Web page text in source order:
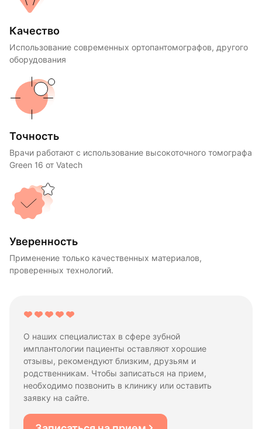
Качество
Использование современных ортопантомографов, другого
оборудования
Точность
Врачи работают с использование высокоточного томографа
Green 16 от Vatech
Уверенность
Применение только качественных материалов,
проверенных технологий.
О наших специалистах в сфере зубной
имплантологии пациенты оставляют хорошие
отзывы, рекомендуют близким, друзьям и
родственникам. Чтобы записаться на прием,
необходимо позвонить в клинику или оставить
заявку на сайте.